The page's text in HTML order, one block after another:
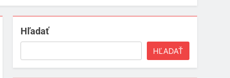
Hľadať
HĽADAŤ